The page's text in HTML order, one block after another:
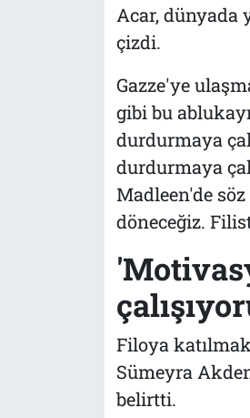
Acar, dünyada
çizdi.
Gazze'ye
gibi bu
durdurmaya
durdurmaya
Madleen'de
döneceğiz.
Filoya
Sümeyra
belirtti.